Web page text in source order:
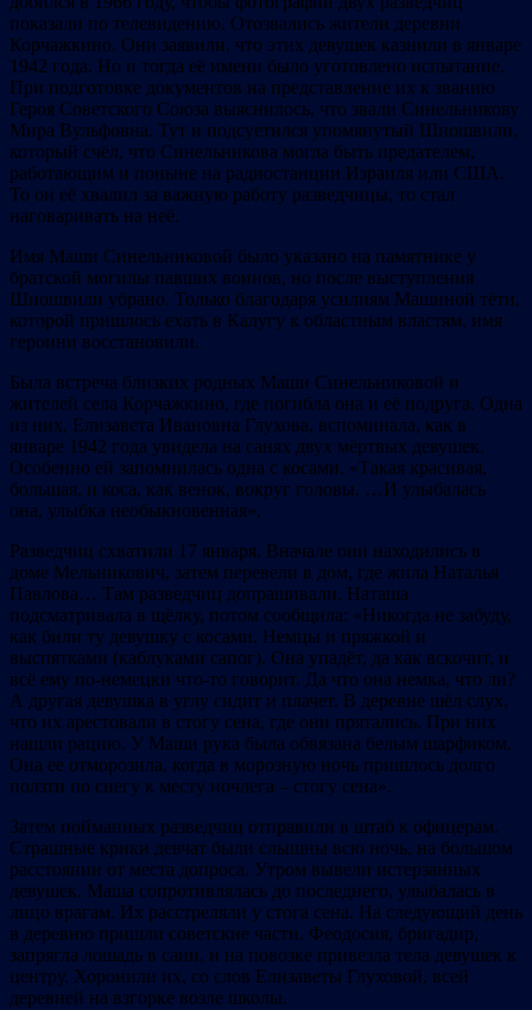
показали по телевидению. Отозвались жители деревни
Корчажкино. Они заявили, что этих девушек казнили в январе
1942 года. Но и тогда её имени было уготовлено испытание.
При подготовке документов на представление их к званию
Героя Советского Союза выяснилось, что звали Синельникову
Мира Вульфовна. Тут и подсуетился упомянутый Шиошвили,
который счёл, что Синельникова могла быть предателем,
работающим и поныне на радиостанции Израиля или США.
То он её хвалил за важную работу разведчицы, то стал
наговаривать на неё.
Имя Маши Синельниковой было указано на памятнике у
братской могилы павших воинов, но после выступления
Шиошвили убрано. Только благодаря усилиям Машиной тёти,
которой пришлось ехать в Калугу к областным властям, имя
героини восстановили.
Была встреча близких родных Маши Синельниковой и
жителей села Корчажкино, где погибла она и её подруга. Одна
из них, Елизавета Ивановна Глухова, вспоминала, как в
январе 1942 года увидела на санях двух мёртвых девушек.
Особенно ей запомнилась одна с косами. «Такая красивая,
большая, и коса, как венок, вокруг головы. …И улыбалась
она, улыбка необыкновенная».
Разведчиц схватили 17 января. Вначале они находились в
доме Мельникович, затем перевели в дом, где жила Наталья
Павлова… Там разведчиц допрашивали. Наташа
подсматривала в щёлку, потом сообщила: «Никогда не забуду,
как били ту девушку с косами. Немцы и пряжкой и
выспятками (каблуками сапог). Она упадёт, да как вскочит, и
всё ему по-немецки что-то говорит. Да что она немка, что ли?
А другая девушка в углу сидит и плачет. В деревне шёл слух,
что их арестовали в стогу сена, где они прятались. При них
нашли рацию. У Маши рука была обвязана белым шарфиком.
Она ее отморозила, когда в морозную ночь пришлось долго
ползти по снегу к месту ночлега – стогу сена».
Затем пойманных разведчиц отправили в штаб к офицерам.
Страшные крики девчат были слышны всю ночь, на большом
расстоянии от места допроса. Утром вывели истерзанных
девушек. Маша сопротивлялась до последнего, улыбалась в
лицо врагам. Их расстреляли у стога сена. На следующий день
в деревню пришли советские части. Феодосия, бригадир,
запрягла лошадь в сани, и на повозке привезла тела девушек к
центру. Хоронили их, со слов Елизаветы Глуховой, всей
деревней на взгорке возле школы.